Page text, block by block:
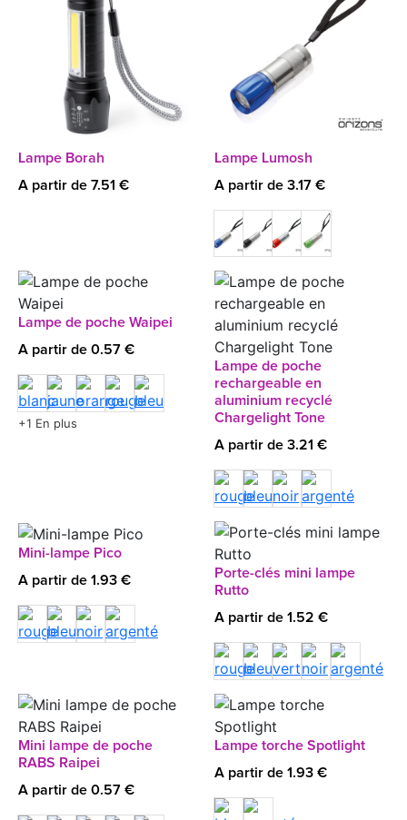
Lampe Borah
A partir de 7.51 €
Lampe Lumosh
A partir de 3.17 €
Lampe de poche Waipei
A partir de 0.57 €
+1 En plus
Lampe de poche
rechargeable en
aluminium recyclé
Chargelight Tone
A partir de 3.21 €
Mini-lampe Pico
A partir de 1.93 €
Porte-clés mini lampe
Rutto
A partir de 1.52 €
Mini lampe de poche
RABS Raipei
A partir de 0.57 €
Lampe torche Spotlight
A partir de 1.93 €